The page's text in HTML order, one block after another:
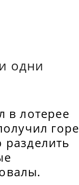
одни
в лотерее
горе